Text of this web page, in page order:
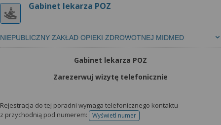
Gabinet lekarza POZ
NIEPUBLICZNY ZAKŁAD OPIEKI ZDROWOTNEJ MIDMED
Gabinet lekarza POZ
Zarezerwuj wizytę telefonicznie
Rejestracja do tej poradni wymaga telefonicznego kontaktu
z przychodnią pod numerem:
Wyświetl numertelefonu do rejestracji